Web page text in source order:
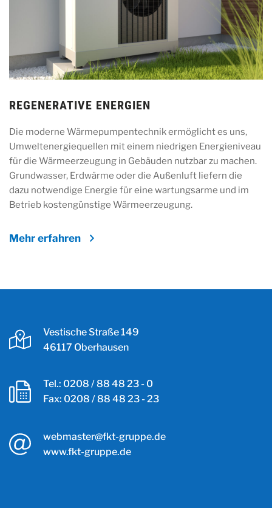
REGENERATIVE ENERGIEN
Die moderne Wärmepumpentechnik ermöglicht es uns,
Umweltenergiequellen mit einem niedrigen Energieniveau
für die Wärmeerzeugung in Gebäuden nutzbar zu machen.
Grundwasser, Erdwärme oder die Außenluft liefern die
dazu notwendige Energie für eine wartungsarme und im
Betrieb kostengünstige Wärmeerzeugung.
Mehr erfahren
Vestische Straße 149
46117 Oberhausen
Tel.: 0208 / 88 48 23 - 0
Fax: 0208 / 88 48 23 - 23
webmaster@fkt-gruppe.de
www.fkt-gruppe.de